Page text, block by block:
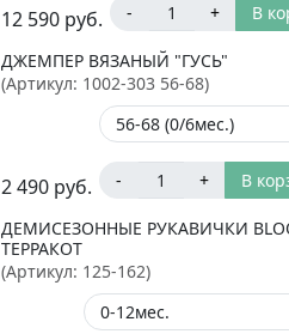
12 590 руб. - + В
ДЖЕМПЕР ВЯЗАНЫЙ "ГУСЬ"
(Артикул: 1002-303 56-68)
2 490 руб. - + В
ДЕМИСЕЗОННЫЕ РУКАВИЧКИ
ТЕРРАКОТ
(Артикул: 125-162)